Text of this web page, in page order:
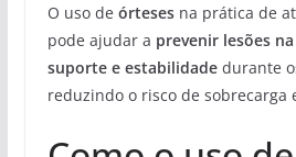
O uso de órtesesna prática de
pode ajudar a prevenir lesões
suporte e estabilidadedurante
reduzindo o risco de sobrecarga